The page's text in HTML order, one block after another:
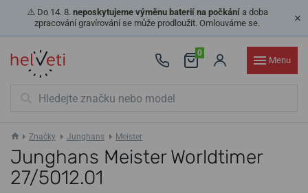
⚠️ Do 14. 8. neposkytujeme výměnu baterií na počkánía doba
zpracování gravírování se může prodloužit. Omlouváme se.
0
Menu
Značky Junghans Meister
Junghans Meister Worldtimer
27/5012.01